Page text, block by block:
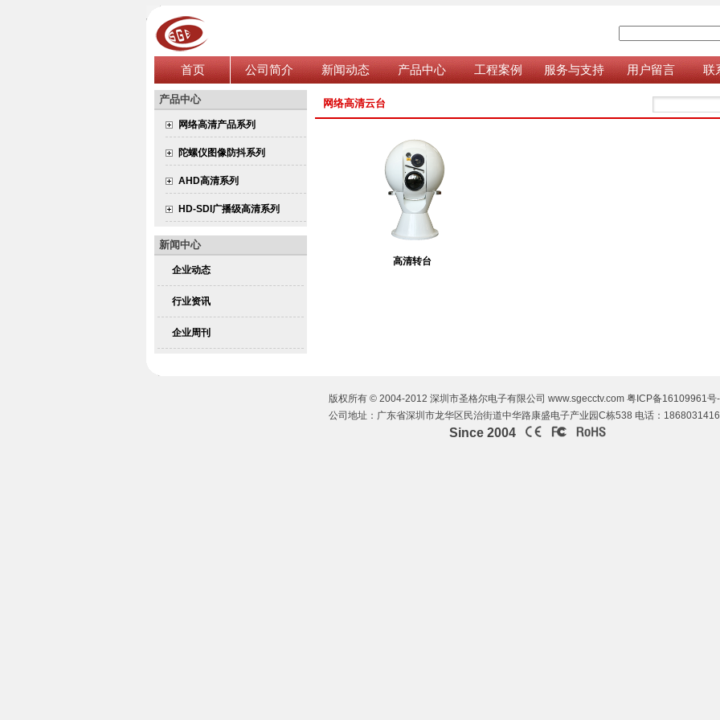
首页 公司简介 新闻动态 产品中心 工程案例 服务与支持 用户留言 联
产品中心
网络高清产品系列
陀螺仪图像防抖系列
AHD高清系列
HD-SDI广播级高清系列
新闻中心
企业动态
行业资讯
企业周刊
网络高清云台
高清转台
版权所有 © 2004-2012 深圳市圣格尔电子有限公司 www.sgecctv.com 粤ICP备16109961号
公司地址：广东省深圳市龙华区民治街道中华路康盛电子产业园C栋538 电话：
Since 2004